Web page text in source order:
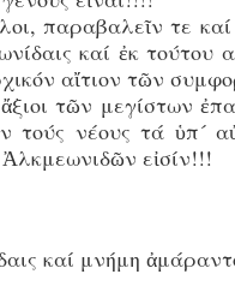
παραβαλεῖν τε καί
καί ἐκ τούτου
αἴτιον τῶν
τῶν μεγίστων
τούς νέους τά
εἰσίν!!!
καί μνήμη